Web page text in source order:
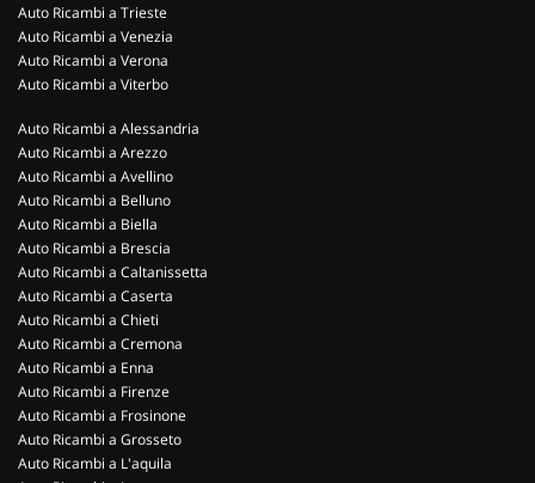
Auto Ricambi a Trieste
Auto Ricambi a Venezia
Auto Ricambi a Verona
Auto Ricambi a Viterbo
Auto Ricambi a Alessandria
Auto Ricambi a Arezzo
Auto Ricambi a Avellino
Auto Ricambi a Belluno
Auto Ricambi a Biella
Auto Ricambi a Brescia
Auto Ricambi a Caltanissetta
Auto Ricambi a Caserta
Auto Ricambi a Chieti
Auto Ricambi a Cremona
Auto Ricambi a Enna
Auto Ricambi a Firenze
Auto Ricambi a Frosinone
Auto Ricambi a Grosseto
Auto Ricambi a L'aquila